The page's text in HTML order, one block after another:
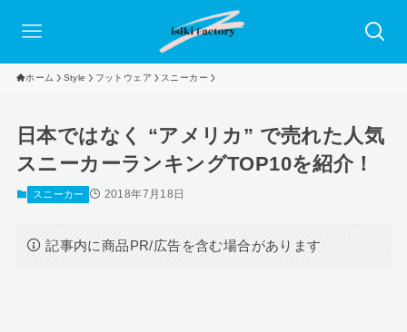
ホーム Style フットウェア スニーカー
日本ではなく “アメリカ” で売れた人気
スニーカーランキングTOP10を紹介！
スニーカー 2018年7月18日
記事内に商品PR/広告を含む場合があります